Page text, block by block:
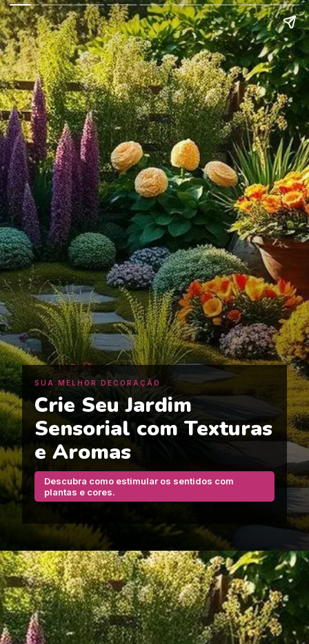
SUA MELHOR DECORAÇÃO
Crie Seu Jardim
Sensorial com Texturas
e Aromas
Descubra como estimular os sentidos com
plantas e cores.